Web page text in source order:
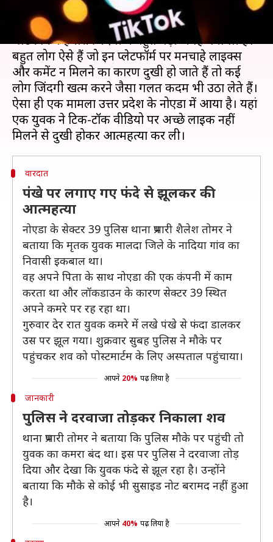
फेसबुक, इंस्टाग्राम और टिक-टॉक ऐप जैसे सोशल मीडिया
प्लेटफॉर्म ने हमारी जिंदगी में बहुत बड़ी जगह बना ली है।
बहुत लोग ऐसे हैं जो इन प्लेटफॉर्म पर मनचाहे लाइक्स
और कमेंट न मिलने का कारण दुखी हो जाते हैं तो कई
लोग जिंदगी खत्म करने जैसा गलत कदम भी उठा लेते हैं।
ऐसा ही एक मामला उत्तर प्रदेश के नोएडा में आया है। यहां
एक युवक ने टिक-टॉक वीडियो पर अच्छे लाइक नहीं
वारदात
पंखे पर लगाए गए फंदे से झूलकर की
आत्महत्या
नोएडा के सेक्टर 39 पुलिस थाना प्रभारी शैलेश तोमर ने
बताया कि मृतक युवक मालदा जिले के नादिया गांव का
निवासी इकबाल था।
वह अपने पिता के साथ नोएडा की एक कंपनी में काम
करता था और लॉकडाउन के कारण सेक्टर 39 स्थित
अपने कमरे पर रह रहा था।
गुरुवार देर रात युवक कमरे में लखे पंखे से फंदा डालकर
उस पर झूल गया। शुक्रवार सुबह पुलिस ने मौके पर
पहुंचकर शव को पोस्टमार्टम के लिए अस्पताल पहुंचाया।
आपने 20% पढ़ लिया है
जानकारी
पुलिस ने दरवाजा तोड़कर निकाला शव
थाना प्रभारी तोमर ने बताया कि पुलिस मौके पर पहुंची तो
युवक का कमरा बंद था। इस पर पुलिस ने दरवाजा तोड़
दिया और देखा कि युवक फंदे से झूल रहा है। उन्होंने
बताया कि मौके से कोई भी सुसाइड नोट बरामद नहीं हुआ
है।
आपने 40% पढ़ लिया है